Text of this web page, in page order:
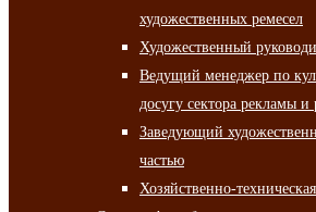
художественных ремесел
Художественный
Ведущий менеджер по
досугу сектора рекламы и
Заведующий
частью
Хозяйственно-